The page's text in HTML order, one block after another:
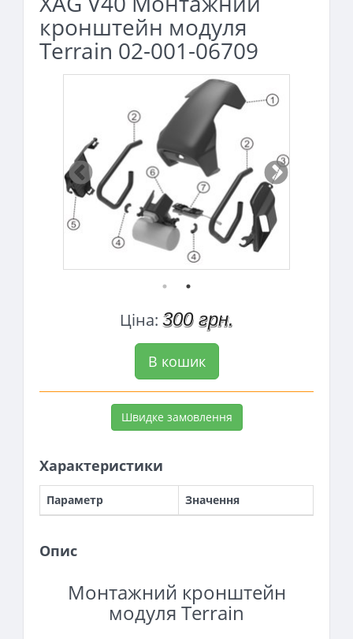
кронштейн модуля
Terrain 02-001-06709
Ціна: 300 грн.
В кошик
Швидке замовлення
Характеристики
Параметр Значення
Опис
Монтажний кронштейн
модуля Terrain